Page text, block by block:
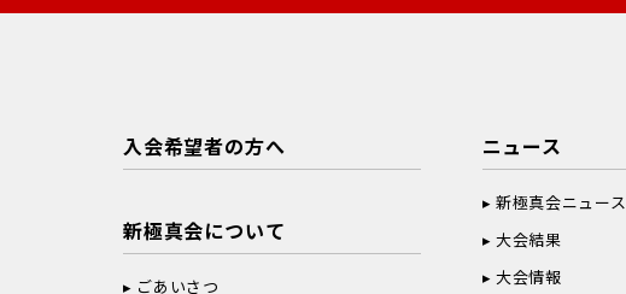
入会希望者の方へ
新極真会について
ごあいさつ
ニュース
新極真会ニュース
大会結果
大会情報